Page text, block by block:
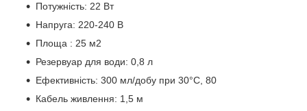
Потужність: 22 Вт
Напруга: 220-240 В
Площа : 25 м2
Резервуар для води: 0,8 л
Ефективність: 300 мл/добу при 30°C, 80
Кабель живлення: 1,5 м